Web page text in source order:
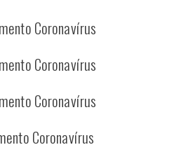
Coronavírus
Coronavírus
Coronavírus
Coronavírus